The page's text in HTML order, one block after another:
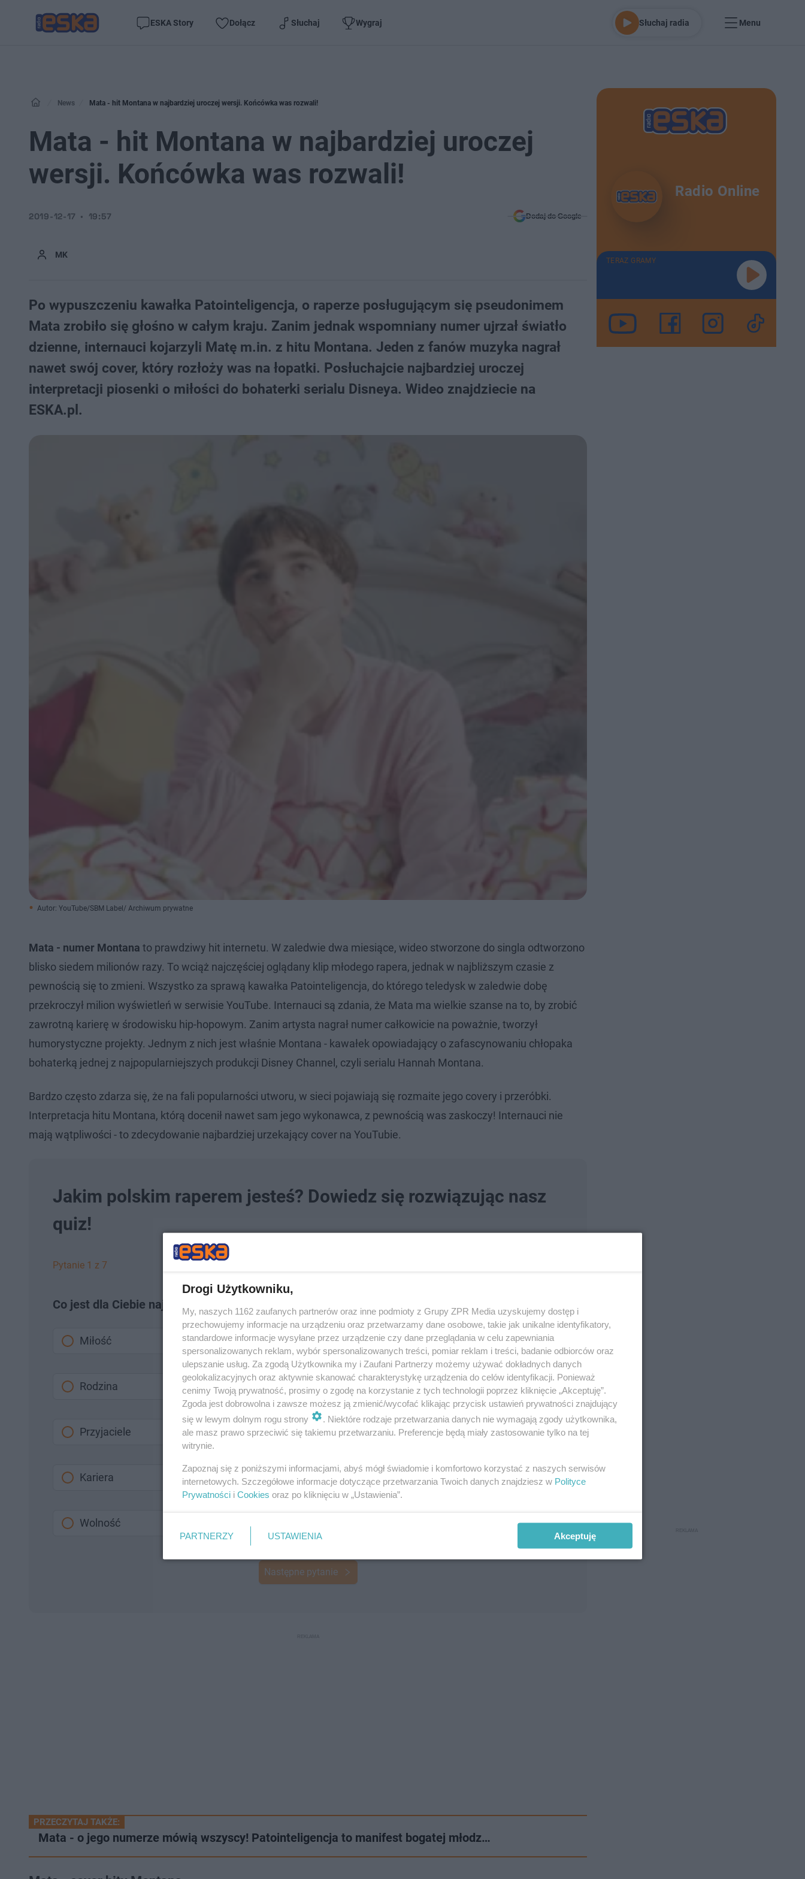
ESKA Story Dołącz Słuchaj Wygraj Słuchaj radia Menu
News Mata - hit Montana w najbardziej uroczej wersji. Końcówka was rozwali!
Mata - hit Montana w najbardziej uroczej
wersji. Końcówka was rozwali!
MK
2019-12-17 19:57 Dodaj do Google
Po wypuszczeniu kawałka Patointeligencja, o raperze posługującym się pseudonimem
Mata zrobiło się głośno w całym kraju. Zanim jednak wspomniany numer ujrzał światło
dzienne, internauci kojarzyli Matę m.in. z hitu Montana. Jeden z fanów muzyka nagrał
nawet swój cover, który rozłoży was na łopatki. Posłuchajcie najbardziej uroczej
interpretacji piosenki o miłości do bohaterki serialu Disneya. Wideo znajdziecie na
ESKA.pl.
Autor: YouTube/SBM Label/ Archiwum prywatne
Mata - numer Montana to prawdziwy hit internetu. W zaledwie dwa miesiące, wideo stworzone do singla odtworzono
blisko siedem milionów razy. To wciąż najczęściej oglądany klip młodego rapera, jednak w najbliższym czasie z
pewnością się to zmieni. Wszystko za sprawą kawałka Patointeligencja, do którego teledysk w zaledwie dobę
przekroczył milion wyświetleń w serwisie YouTube. Internauci są zdania, że Mata ma wielkie szanse na to, by zrobić
zawrotną karierę w środowisku hip-hopowym. Zanim artysta nagrał numer całkowicie na poważnie, tworzył
humorystyczne projekty. Jednym z nich jest właśnie Montana - kawałek opowiadający o zafascynowaniu chłopaka
bohaterką jednej z najpopularniejszych produkcji Disney Channel, czyli serialu Hannah Montana.
Bardzo często zdarza się, że na fali popularności utworu, w sieci pojawiają się rozmaite jego covery i przeróbki.
Interpretacja hitu Montana, którą docenił nawet sam jego wykonawca, z pewnością was zaskoczy! Internauci nie
mają wątpliwości - to zdecydowanie najbardziej urzekający cover na YouTubie.
Jakim polskim raperem jesteś? Dowiedz się rozwiązując nasz
quiz!
Pytanie 1 z 7
Co jest dla Ciebie najważniejsze?
Miłość
Rodzina
Przyjaciele
Kariera
Wolność
Następne pytanie
PRZECZYTAJ TAKŻE:
Mata - o jego numerze mówią wszyscy! Patointeligencja to manifest bogatej młodz…
Radio Online
TERAZ GRAMY
Drogi Użytkowniku,
My, naszych 1162 zaufanych partnerów oraz inne podmioty z Grupy ZPR Media uzyskujemy dostęp i
przechowujemy informacje na urządzeniu oraz przetwarzamy dane osobowe, takie jak unikalne identyfikatory,
standardowe informacje wysyłane przez urządzenie czy dane przeglądania w celu zapewniania
spersonalizowanych reklam, wybór spersonalizowanych treści, pomiar reklam i treści, badanie odbiorców oraz
ulepszanie usług. Za zgodą Użytkownika my i Zaufani Partnerzy możemy używać dokładnych danych
geolokalizacyjnych oraz aktywnie skanować charakterystykę urządzenia do celów identyfikacji. Ponieważ
cenimy Twoją prywatność, prosimy o zgodę na korzystanie z tych technologii poprzez kliknięcie „Akceptuję”.
Zgoda jest dobrowolna i zawsze możesz ją zmienić/wycofać klikając przycisk ustawień prywatności znajdujący
się w lewym dolnym rogu strony
. Niektóre rodzaje przetwarzania danych nie wymagają zgody użytkownika,
ale masz prawo sprzeciwić się takiemu przetwarzaniu. Preferencje będą miały zastosowanie tylko na tej
witrynie.
Zapoznaj się z poniższymi informacjami, abyś mógł świadomie i komfortowo korzystać z naszych serwisów
internetowych. Szczegółowe informacje dotyczące przetwarzania Twoich danych znajdziesz w Polityce
Prywatności i Cookies oraz po kliknięciu w „Ustawienia”.
PARTNERZY USTAWIENIA Akceptuję